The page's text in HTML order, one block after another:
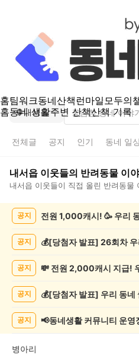
홈팀워크동네산책런마일모두의
홈동네 생활주변 산책산책 기록
내서읍
전체글 공지 인기 동네 일
내서읍 이웃들의 반려동물 이
내서읍 이웃들이 직접 올린 반려동물
록
공지 전원 1,000캐시! 🥳 우리
공지
공지
공지
공지 📢동네생활 커뮤니티 운
병아리